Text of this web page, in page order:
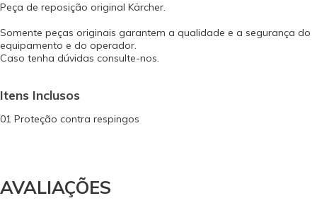
Peça de reposição original Kärcher.
Somente peças originais garantem a qualidade e a segurança do
equipamento e do operador.
Caso tenha dúvidas consulte-nos.
Itens Inclusos
01 Proteção contra respingos
AVALIAÇÕES